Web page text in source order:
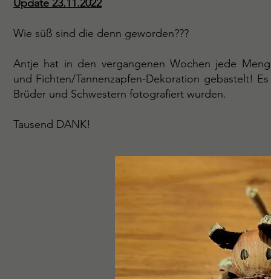
Update 23.11.2022
Wie süß sind die denn geworden???
Antje hat in den vergangenen Wochen jede
und Fichten/Tannenzapfen-Dekoration gebastelt!
Brüder und Schwestern fotografiert wurden.
Tausend DANK!